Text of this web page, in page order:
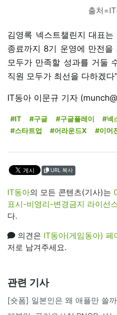
출처
김영록 넥스트챌린지 대표는
종료까지 8기 운영에 만전을
모두가 만족할 성과를 거둘
직원 모두가 최선을 다하겠다
IT동아 이문규 기자
#IT #구글 #구글플레이 #넥
#스타트업
#어라운드X #이머
URL 복사
IT동아의 모든 콘텐츠(기사)는
표시-비영리-변경금지 라이선
다.
의견은 IT동아(게임동아) 페
저로 남겨주세요.
관련 기사
[숏폼] 일본인은 왜 애플만 쓸